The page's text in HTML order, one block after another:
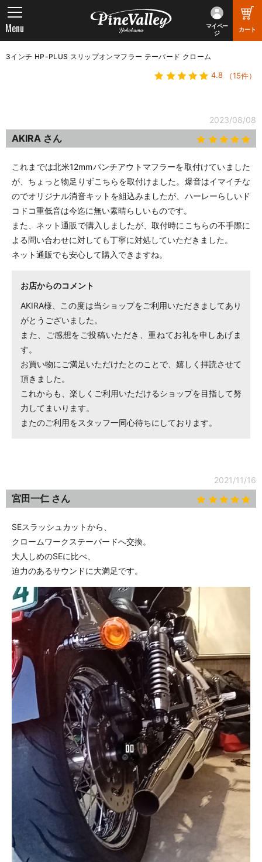
マイペー
ジ
カート
Menu
3インチ HP-PLUS スリップオンマフラー テーパード クローム
4.8 （15件）
2023/08/08
AKIRA さん
これまでは北米12mmパンチアウトマフラーを取付けていました
が、ちょっと物足りずこちらを取付けました。爆音はイマイチな
のでオリジナル消音キットを組込みましたが、ハーレーらしいド
コドコ重低音は今迄に無い素晴らしいものです。
また、ネット通販で購入しましたが、取付時にこちらの不手際に
よる問い合わせに対しても丁寧に対処していただきました。
ネット通販でも安心して購入できますね。
お店からのコメント
AKIRA様、この度は当ショップをご利用いただきましてあり
がとうございました。
また、ご感想をご投稿いただき、重ねてお礼を申しあげま
す。
お買い物にご満足いただけたとのことで、嬉しく拝読させて
頂きました。
これからも、楽しくご利用いただけるショップを目指して努
力してまいります。
またのご利用をスタッフ一同心待ちにしております。
2021/11/16
宮田一仁 さん
SEスラッシュカットから、
クロームワークステーパードへ交換。
大人しめのSEに比べ、
迫力のあるサウンドに大満足です。